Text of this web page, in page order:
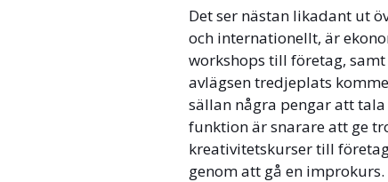
Det ser nästan likadant ut
och internationellt, är
workshops till företag,
avlägsen tredjeplats
sällan några pengar att
funktion är snarare att ge
kreativitetskurser till
genom att gå en improkurs.